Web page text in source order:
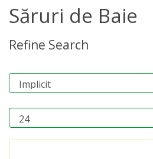
Săruri de Baie
Refine Search